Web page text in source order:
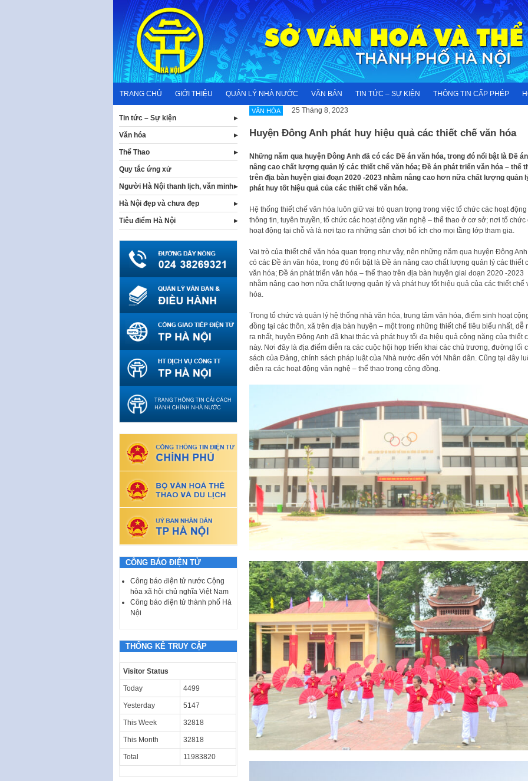
content
TRANG CHỦ GIỚI THIỆU QUẢN LÝ NHÀ NƯỚC VĂN BẢN TIN TỨC – SỰ KIỆN THÔNG TIN CẤP PHÉP
VĂN HÓA 25 Tháng 8, 2023
Huyện Đông Anh phát huy hiệu quả các thiết chế văn hóa
Những năm qua huyện Đông Anh đã có các Đề án văn hóa, trong đó nổi bật là Đề án
nâng cao chất lượng quản lý các thiết chế văn hóa; Đề án phát triển văn hóa – thể
trên địa bàn huyện giai đoạn 2020 -2023 nhằm nâng cao hơn nữa chất lượng quản
phát huy tốt hiệu quả của các thiết chế văn hóa.
Hệ thống thiết chế văn hóa luôn giữ vai trò quan trọng trong việc tổ chức các hoạt động
thông tin, tuyên truyền, tổ chức các hoạt động văn nghệ – thể thao ở cơ sở; nơi tổ chức
hoạt động tại chỗ và là nơi tạo ra những sân chơi bổ ích cho mọi tầng lớp tham gia.
Vai trò của thiết chế văn hóa quan trọng như vậy, nên những năm qua huyện Đông
có các Đề án văn hóa, trong đó nổi bật là Đề án nâng cao chất lượng quản lý các thiết
văn hóa; Đề án phát triển văn hóa – thể thao trên địa bàn huyện giai đoạn 2020 -2023
nhằm nâng cao hơn nữa chất lượng quản lý và phát huy tốt hiệu quả của các thiết chế
hóa.
Trong tổ chức và quản lý hệ thống nhà văn hóa, trung tâm văn hóa, điểm sinh hoạt
đồng tại các thôn, xã trên địa bàn huyện – một trong những thiết chế tiêu biểu nhất, dễ
ra nhất, huyện Đông Anh đã khai thác và phát huy tối đa hiệu quả công năng của thiết
này. Nơi đây là địa điểm diễn ra các cuộc hội họp triển khai các chủ trương, đường lối
sách của Đảng, chính sách pháp luật của Nhà nước đến với Nhân dân. Cũng tại đây
diễn ra các hoạt động văn nghệ – thể thao trong cộng đồng.
Tin tức – Sự kiện
Văn hóa
Thể Thao
Quy tắc ứng xử
Người Hà Nội thanh lịch, văn minh
Hà Nội đẹp và chưa đẹp
Tiêu điểm Hà Nội
CÔNG BÁO ĐIỆN TỬ
Công báo điện tử nước Cộng
hòa xã hội chủ nghĩa Việt Nam
Công báo điện tử thành phố Hà
Nội
THỐNG KÊ TRUY CẬP
Visitor Status
Today 4499
Yesterday 5147
This Week 32818
This Month 32818
Total 11983820